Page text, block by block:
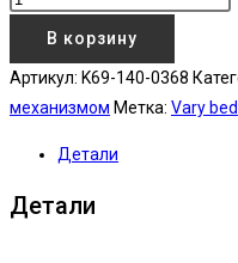
В корзину
Артикул: K69-140-0368
механизмом Метка: Vary bed
Детали
Детали